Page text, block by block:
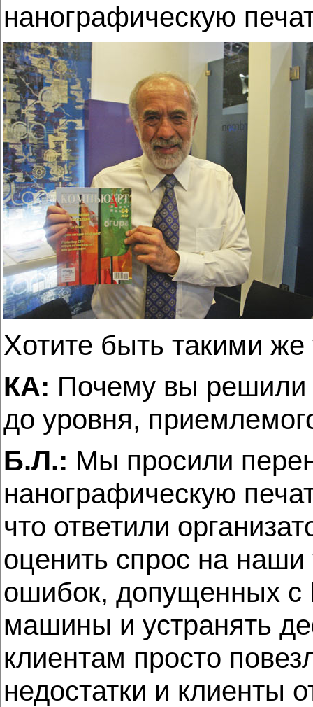
нанографическую
Хотите быть такими
КА: Почему вы решили
до уровня,
Б.Л.: Мы просили
нанографическую
что ответили
оценить спрос на
ошибок, допущенных с
машины и устранять
клиентам просто
недостатки и клиенты